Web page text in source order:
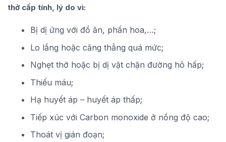
thở cấp tính, lý do vì:
Bị dị ứng với đồ ăn, phấn hoa,…;
Lo lắng hoặc căng thẳng quá mức;
Nghẹt thở hoặc bị dị vật chặn đường hô hấp;
Thiếu máu;
Hạ huyết áp – huyết áp thấp;
Tiếp xúc với Carbon monoxide ở nồng độ cao;
Thoát vị gián đoạn;